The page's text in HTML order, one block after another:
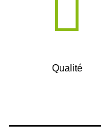
Qualité